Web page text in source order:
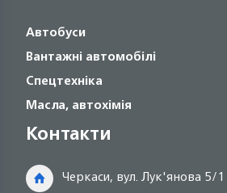
Автобуси
Вантажні автомобілі
Спецтехніка
Масла, автохімія
Контакти
Черкаси, вул. Лук'янова 5/1